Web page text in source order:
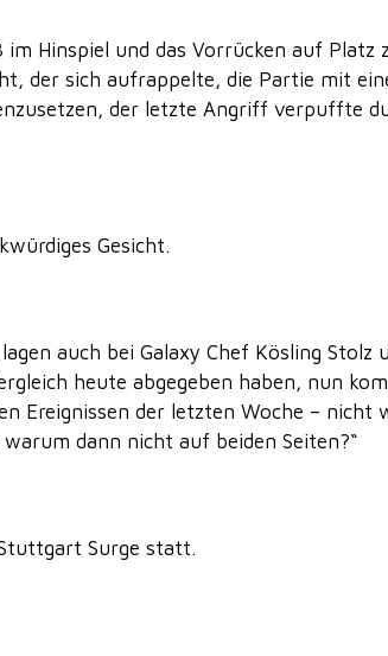
Hinspiel und das Vorrücken auf Platz
der sich aufrappelte, die Partie mit
der letzte Angriff verpuffte
Gesicht.
auch bei Galaxy Chef Kösling Stolz
heute abgegeben haben, nun
Ereignissen der letzten Woche – nicht
dann nicht auf beiden Seiten?“
Surge statt.